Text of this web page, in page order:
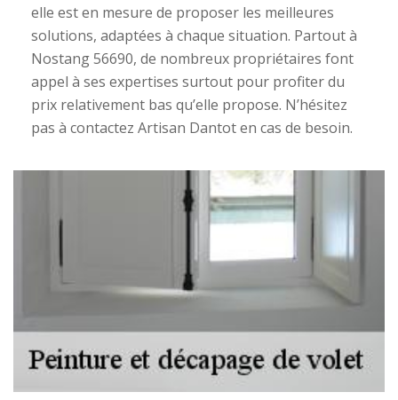
elle est en mesure de proposer les meilleures
solutions, adaptées à chaque situation. Partout à
Nostang 56690, de nombreux propriétaires font
appel à ses expertises surtout pour profiter du
prix relativement bas qu’elle propose. N’hésitez
pas à contactez Artisan Dantot en cas de besoin.